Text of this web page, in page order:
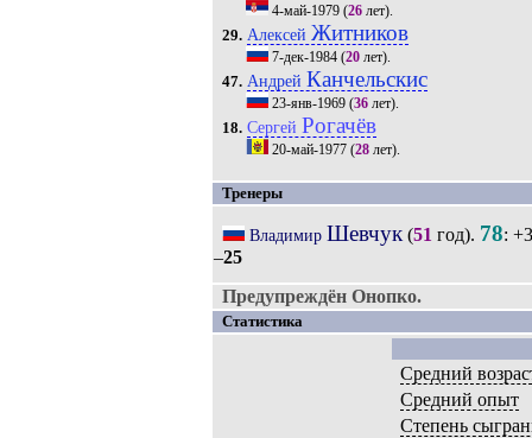
4-май-1979(26лет).
29. Алексей Житников
7-дек-1984(20лет).
47. Андрей Канчельскис
23-янв-1969(36лет).
18. Сергей Рогачёв
20-май-1977(28лет).
Тренеры
Владимир Шевчук(51 год). 78:
–25
Предупреждён Онопко.
Статистика
Средний
Средний опыт
Степень